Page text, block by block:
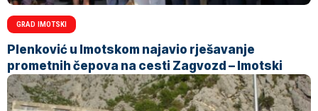
GRAD IMOTSKI
Plenković u Imotskom najavio rješavanje
prometnih čepova na cesti Zagvozd – Imotski